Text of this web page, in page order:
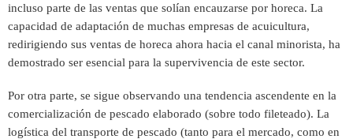
incluso parte de las ventas que solían encauzarse por horeca. La
capacidad de adaptación de muchas empresas de acuicultura,
redirigiendo sus ventas de horeca ahora hacia el canal minorista, ha
demostrado ser esencial para la supervivencia de este sector.
Por otra parte, se sigue observando una tendencia ascendente en la
comercialización de pescado elaborado (sobre todo fileteado). La
logística del transporte de pescado (tanto para el mercado, como en